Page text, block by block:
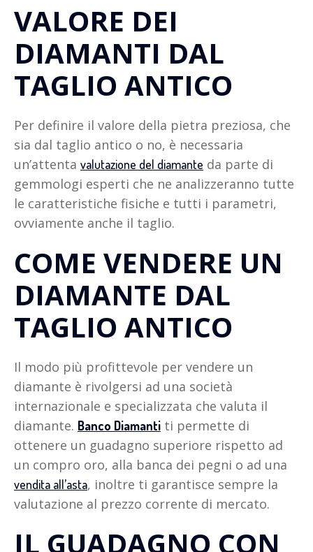
VALORE DEI
DIAMANTI DAL
TAGLIO ANTICO
Per definire il valore della pietra preziosa, che
sia dal taglio antico o no, è necessaria
un’attenta valutazione del diamante da parte di
gemmologi esperti che ne analizzeranno tutte
le caratteristiche fisiche e tutti i parametri,
ovviamente anche il taglio.
COME VENDERE UN
DIAMANTE DAL
TAGLIO ANTICO
Il modo più profittevole per vendere un
diamante è rivolgersi ad una società
internazionale e specializzata che valuta il
diamante. Banco Diamanti ti permette di
ottenere un guadagno superiore rispetto ad
un compro oro, alla banca dei pegni o ad una
vendita all’asta, inoltre ti garantisce sempre la
valutazione al prezzo corrente di mercato.
IL GUADAGNO CON